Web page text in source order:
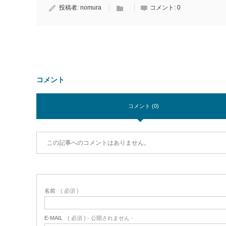
投稿者: nomura コメント: 0
コメント
コメント (0)
この記事へのコメントはありません。
名前 ( 必須 )
E-MAIL ( 必須 ) - 公開されません -